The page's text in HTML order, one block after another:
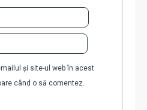
și site-ul web în acest
când o să comentez.